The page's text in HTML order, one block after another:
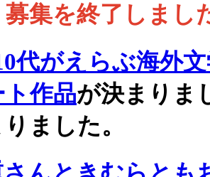
集を終了しまし
代がえらぶ海外
ト作品が決まりま
ました。